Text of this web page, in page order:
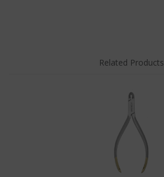
Related Products